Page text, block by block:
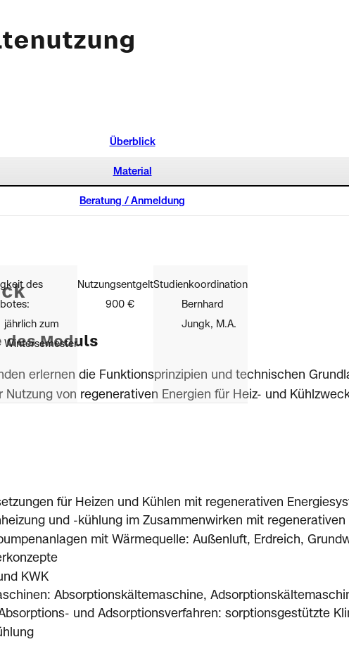
Überblick
Material
Beratung / Anmeldung
des Moduls
erlernen die Funktionsprinzipien und technischen
Nutzung von regenerativen Energien für Heiz- und
für Heizen und Kühlen mit regenerativen
und -kühlung im Zusammenwirken mit
mit Wärmequelle: Außenluft, Erdreich,
KWK
Absorptionskältemaschine,
und Adsorptionsverfahren: sorptionsgestützte
des
jährlich zum
Wintersemester
Nutzungsentgelt
900 €
Studienkoordination
Bernhard
Jungk, M.A.